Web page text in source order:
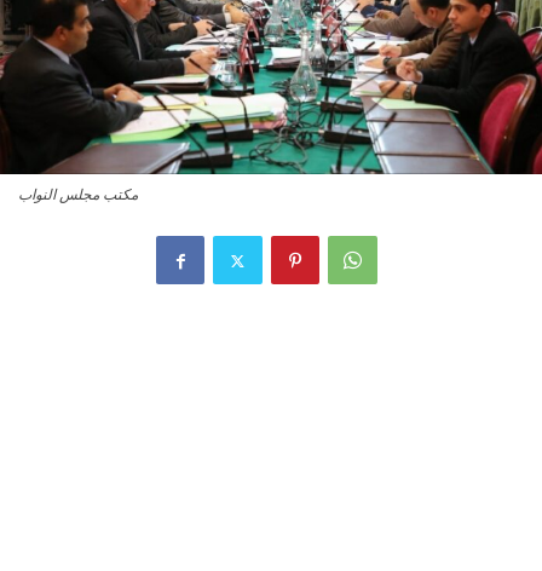
مكتب مجلس النواب